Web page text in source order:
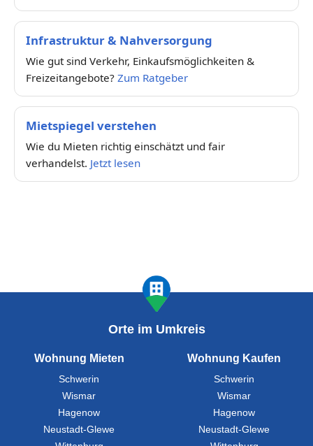
Infrastruktur & Nahversorgung
Wie gut sind Verkehr, Einkaufsmöglichkeiten &
Freizeitangebote? Zum Ratgeber
Mietspiegel verstehen
Wie du Mieten richtig einschätzt und fair
verhandelst. Jetzt lesen
Orte im Umkreis
Wohnung Mieten
Schwerin
Wismar
Hagenow
Neustadt-Glewe
Wohnung Kaufen
Schwerin
Wismar
Hagenow
Neustadt-Glewe